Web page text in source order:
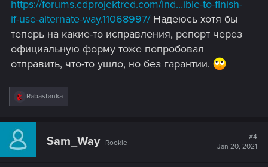
https://forums.cdprojektred.com/ind...ible-to-finish-
if-use-alternate-way.11068997/Надеюсь хотя бы
теперь на какие-то исправления, репорт через
официальную форму тоже попробовал
отправить, что-то ушло, но без гарантии.
R
c
i
Rabastanka
Sam_Way Rookie
#4
Jan 20, 2021